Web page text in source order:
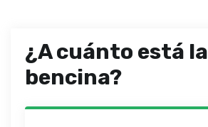
¿A cuánto está la
bencina?